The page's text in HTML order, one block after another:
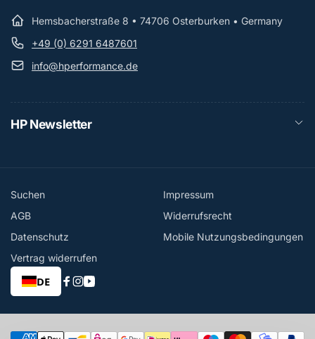
Hemsbacherstraße 8 • 74706 Osterburken • Germany
+49 (0) 6291 6487601
info@hperformance.de
HP Newsletter
Suchen
Impressum
AGB
Widerrufsrecht
Datenschutz
Mobile Nutzungsbedingungen
Vertrag widerrufen
DE
Facebook
Instagram
YouTube